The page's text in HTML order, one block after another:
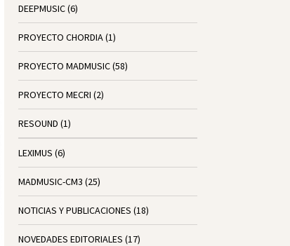
DEEPMUSIC(6)
PROYECTO CHORDIA(1)
PROYECTO MADMUSIC(58)
PROYECTO MECRI (2)
RESOUND (1)
LEXIMUS (6)
MADMUSIC-CM3 (25)
NOTICIAS Y PUBLICACIONES (18)
NOVEDADES EDITORIALES (17)